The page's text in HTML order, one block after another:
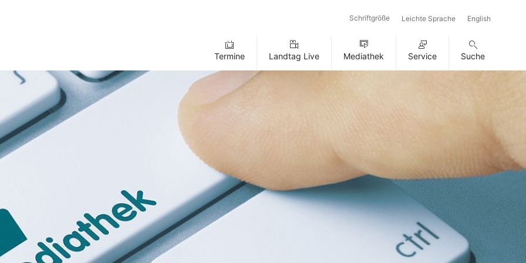
Schriftgröße Leichte Sprache English
Termine Landtag Live Mediathek Service Suche